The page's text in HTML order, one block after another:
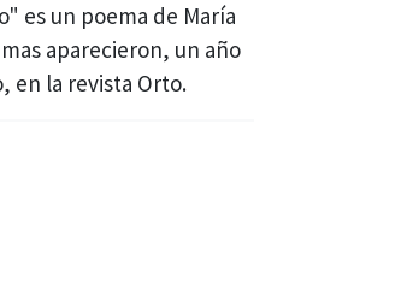
es un poema de María
aparecieron, un año
en la revista Orto.